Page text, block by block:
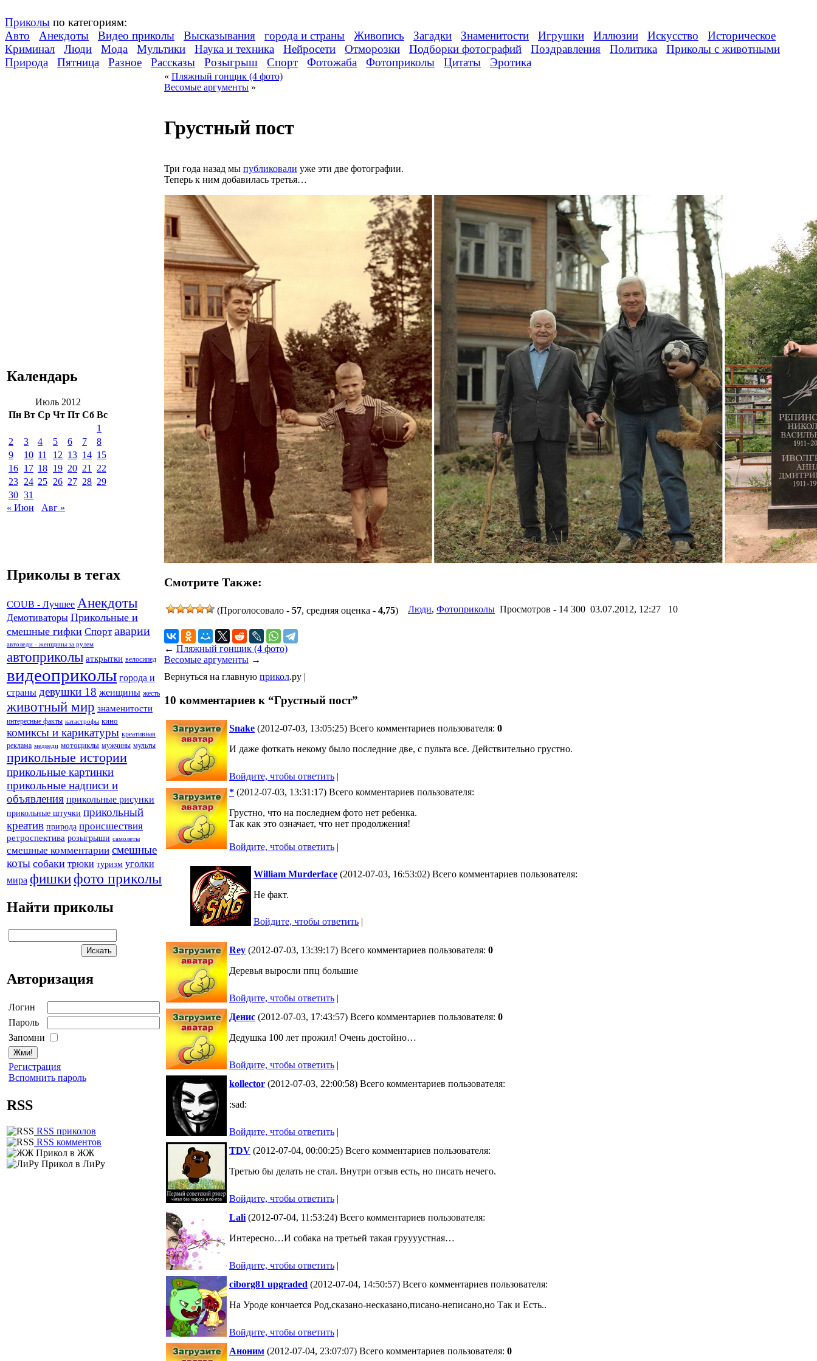
Приколы по категориям:
Авто
Анекдоты Видео приколы Высказывания города и страны Живопись Загадки Знаменитости Игрушки Иллюзии Искусство
Историческое
Криминал
Люди Мода Мультики Наука и техника Нейросети Отморозки Подборки фотографий Поздравления Политика
Приколы с животными
Природа
Пятница Разное Рассказы Розыгрыш Спорт Фотожаба Фотоприколы Цитаты Эротика
Календарь
Июль 2012
Пн Вт Ср Чт Пт Сб Вс
1
2
3 4 5 6 7
8
9
10 11 12 13 14 15
16 17 18 19 20 21
22
23 24 25 26 27 28 29
30 31
« Июн
Авг »
Приколы в тегах
COUB - Лучшее Анекдоты
Демотиваторы Прикольные и
смешные гифки Спорт аварии
автоледи - женщины за рулем
автоприколы аткрытки велосипед
видеоприколы города и
страны девушки 18 женщины жесть
животный мир знаменитости
интересные факты катастрофы кино
комиксы и карикатуры креативная
реклама медведи мотоциклы мужчины мульты
прикольные истории
прикольные картинки
прикольные надписи и
объявления прикольные рисунки
прикольные штучки прикольный
креатив природа происшествия
ретроспектива розыгрыши самолеты
смешные комментарии смешные
коты собаки трюки туризм уголки
мира фишкифото приколы
Найти приколы
Авторизация
Логин
Пароль
Запомни
Регистрация
Вспомнить пароль
RSS
RSS приколов
RSS комментов
Прикол в ЖЖ
Прикол в ЛиРу
« Пляжный гонщик (4 фото)
Весомые аргументы »
Грустный пост
Три года назад мы публиковали уже эти две фотографии.
Теперь к ним добавилась третья…
Смотрите Также:
(Проголосовало - 57, средняя оценка - 4,75) Люди, Фотоприколы Просмотров - 14 300 03.07.2012, 12:27 10
← Пляжный гонщик (4 фото)
Весомые аргументы →
Вернуться на главную прикол.ру |
10 комментариев к “Грустный пост”
Snake (2012-07-03, 13:05:25) Всего комментариев пользователя: 0
И даже фоткать некому было последние две, с пульта все. Действительно грустно.
Войдите, чтобы ответить |
* (2012-07-03, 13:31:17) Всего комментариев пользователя:
Грустно, что на последнем фото нет ребенка.
Так как это означает, что нет продолжения!
Войдите, чтобы ответить |
William Murderface (2012-07-03, 16:53:02) Всего комментариев пользователя:
Не факт.
Войдите, чтобы ответить |
Rey (2012-07-03, 13:39:17) Всего комментариев пользователя: 0
Деревья выросли ппц большие
Войдите, чтобы ответить |
Денис (2012-07-03, 17:43:57) Всего комментариев пользователя: 0
Дедушка 100 лет прожил! Очень достойно…
Войдите, чтобы ответить |
kollector (2012-07-03, 22:00:58) Всего комментариев пользователя:
:sad:
Войдите, чтобы ответить |
TDV (2012-07-04, 00:00:25) Всего комментариев пользователя:
Третью бы делать не стал. Внутри отзыв есть, но писать нечего.
Войдите, чтобы ответить |
Lali (2012-07-04, 11:53:24) Всего комментариев пользователя:
Интересно…И собака на третьей такая груууустная…
Войдите, чтобы ответить |
ciborg81 upgraded (2012-07-04, 14:50:57) Всего комментариев пользователя:
На Уроде кончается Род,сказано-несказано,писано-неписано,но Так и Есть..
Войдите, чтобы ответить |
Аноним (2012-07-04, 23:07:07) Всего комментариев пользователя: 0